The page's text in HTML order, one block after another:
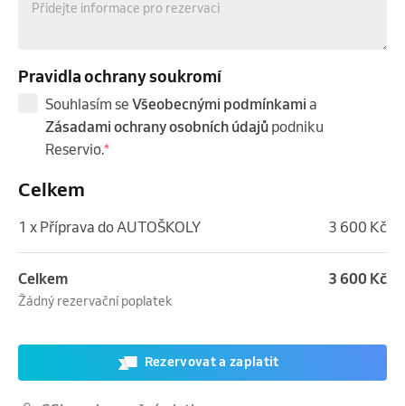
Pravidla ochrany soukromí
Souhlasím se Všeobecnými podmínkami a
Zásadami ochrany osobních údajů podniku
Reservio.*
Celkem
1 x Příprava do AUTOŠKOLY 3 600 Kč
Celkem 3 600 Kč
Žádný rezervační poplatek
Rezervovat a zaplatit